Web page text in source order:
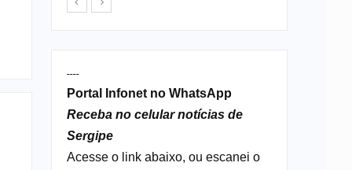
----
Portal Infonet no WhatsApp
Receba no celular notícias de
Sergipe
Acesse o link abaixo, ou escanei o